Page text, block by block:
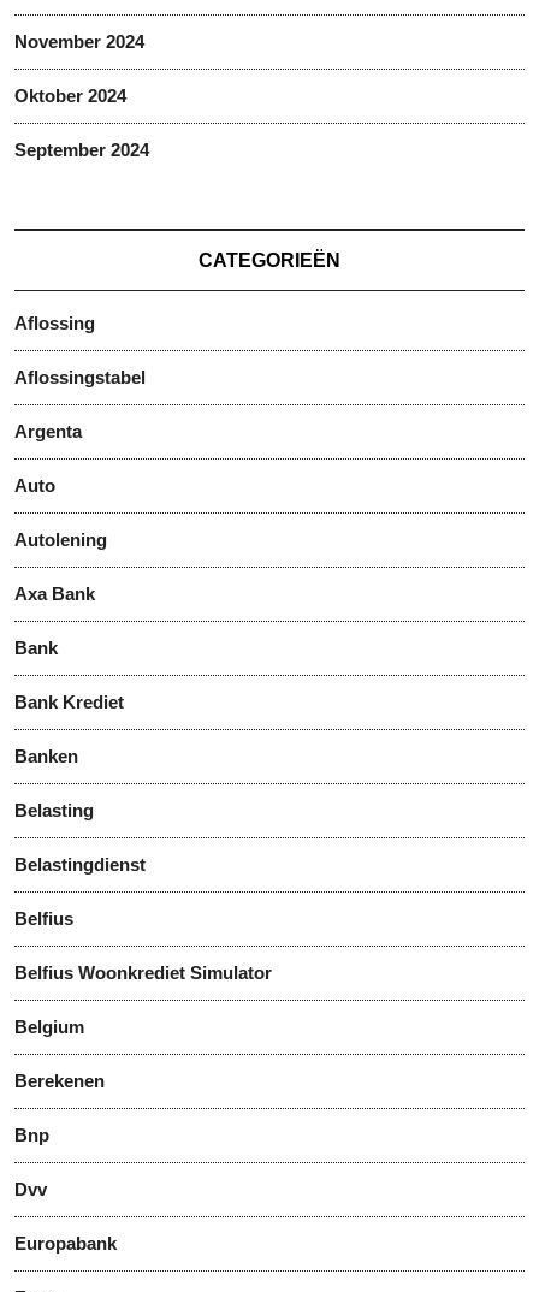
November 2024
Oktober 2024
September 2024
CATEGORIEËN
Aflossing
Aflossingstabel
Argenta
Auto
Autolening
Axa Bank
Bank
Bank Krediet
Banken
Belasting
Belastingdienst
Belfius
Belfius Woonkrediet Simulator
Belgium
Berekenen
Bnp
Dvv
Europabank